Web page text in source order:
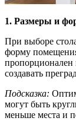
1. Размеры и
При выборе
форму
пропорционален
создавать
Подсказка:
могут быть
меньше места и